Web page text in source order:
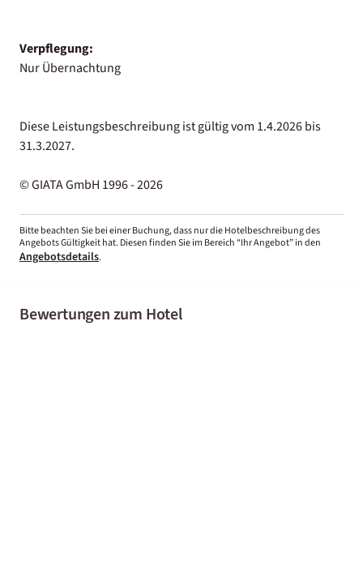
Verpflegung:
Nur Übernachtung
Diese Leistungsbeschreibung ist gültig vom 1.4.2026 bis
31.3.2027.
© GIATA GmbH 1996 - 2026
Bitte beachten Sie bei einer Buchung, dass nur die Hotelbeschreibung des
Angebots Gültigkeit hat. Diesen finden Sie im Bereich “Ihr Angebot” in den
Angebotsdetails.
Bewertungen zum Hotel